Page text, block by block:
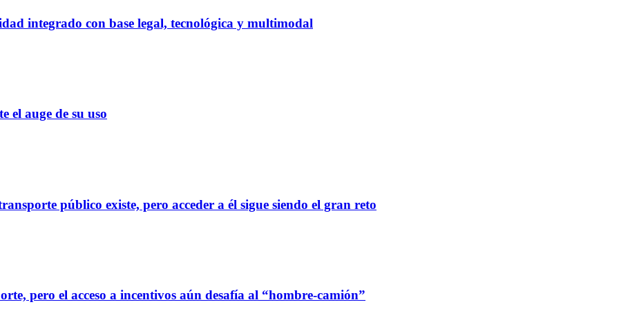
integrado con base legal, tecnológica y multimodal
auge de su uso
público existe, pero acceder a él sigue siendo el gran reto
pero el acceso a incentivos aún desafía al “hombre-camión”